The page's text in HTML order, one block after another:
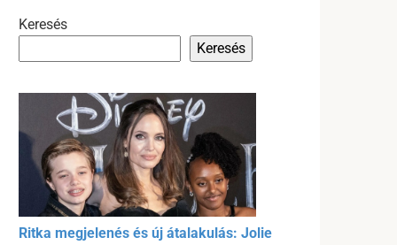
Keresés
Keresés
Ritka megjelenés és új átalakulás: Jolie